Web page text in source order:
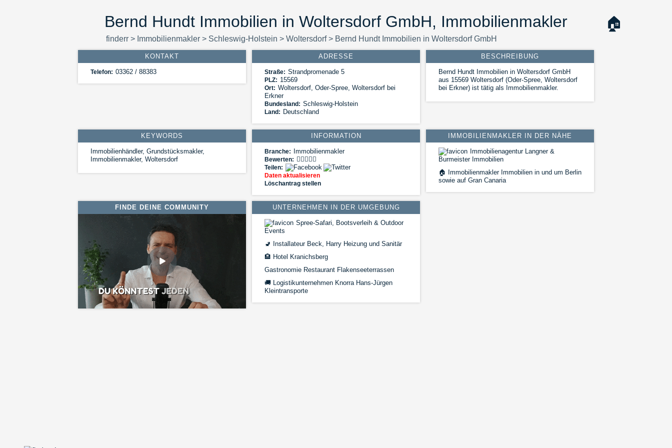
Bernd Hundt Immobilien in Woltersdorf GmbH, Immobilienmakler 🏠
finderr > Immobilienmakler > Schleswig-Holstein > Woltersdorf> Bernd Hundt Immobilien in Woltersdorf GmbH
KONTAKT
Telefon: 03362 / 88383
ADRESSE
Straße: Strandpromenade 5
PLZ: 15569
Ort: Woltersdorf, Oder-Spree, Woltersdorf bei
Erkner
Bundesland: Schleswig-Holstein
Land: Deutschland
BESCHREIBUNG
Bernd Hundt Immobilien in Woltersdorf GmbH
aus 15569 Woltersdorf (Oder-Spree, Woltersdorf
bei Erkner) ist tätig als Immobilienmakler.
KEYWORDS
Immobilienhändler, Grundstücksmakler,
Immobilienmakler, Woltersdorf
INFORMATION
Branche: Immobilienmakler
Bewerten:
Teilen:
Daten aktualisieren
Löschantrag stellen
IMMOBILIENMAKLER IN DER NÄHE
Immobilienagentur Langner &
Burmeister Immobilien
🏠
Immobilienmakler Immobilien in und um Berlin
sowie auf Gran Canaria
FINDE DEINE COMMUNITY UNTERNEHMEN IN DER UMGEBUNG
Spree-Safari, Bootsverleih & Outdoor
Events
🚽
Installateur Beck, Harry Heizung und Sanitär
🏨 Hotel Kranichsberg
Gastronomie Restaurant Flakenseeterrassen
🚚 Logistikunternehmen Knorra Hans-Jürgen
Kleintransporte